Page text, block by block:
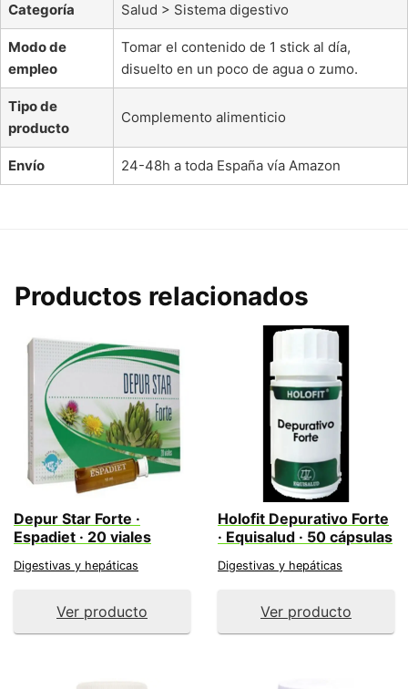
Categoría Salud > Sistema digestivo
Modo de
empleo
Tomar el contenido de 1 stick al día,
disuelto en un poco de agua o zumo.
Tipo de
producto
Complemento alimenticio
Envío 24-48h a toda España vía Amazon
Productos relacionados
Depur Star Forte ·
Espadiet · 20 viales
Digestivas y hepáticas
Ver producto
Holofit Depurativo Forte
· Equisalud · 50 cápsulas
Digestivas y hepáticas
Ver producto